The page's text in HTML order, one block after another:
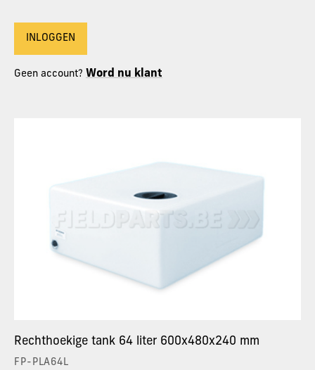
INLOGGEN
Geen account? Word nu klant
Rechthoekige tank 64 liter 600x480x240 mm
FP-PLA64L